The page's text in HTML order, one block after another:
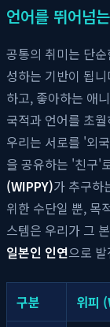
언어를 뛰어넘
공통의 취미는 단
성하는 기반이 됩
하고, 좋아하는 애
국적과 언어를 초
우리는 서로를 '외
을 공유하는 '친구'
(WIPPY)가 추구하
위한 수단일 뿐, 목
스템은 우리가 그
일본인 인연으로
구분 위피